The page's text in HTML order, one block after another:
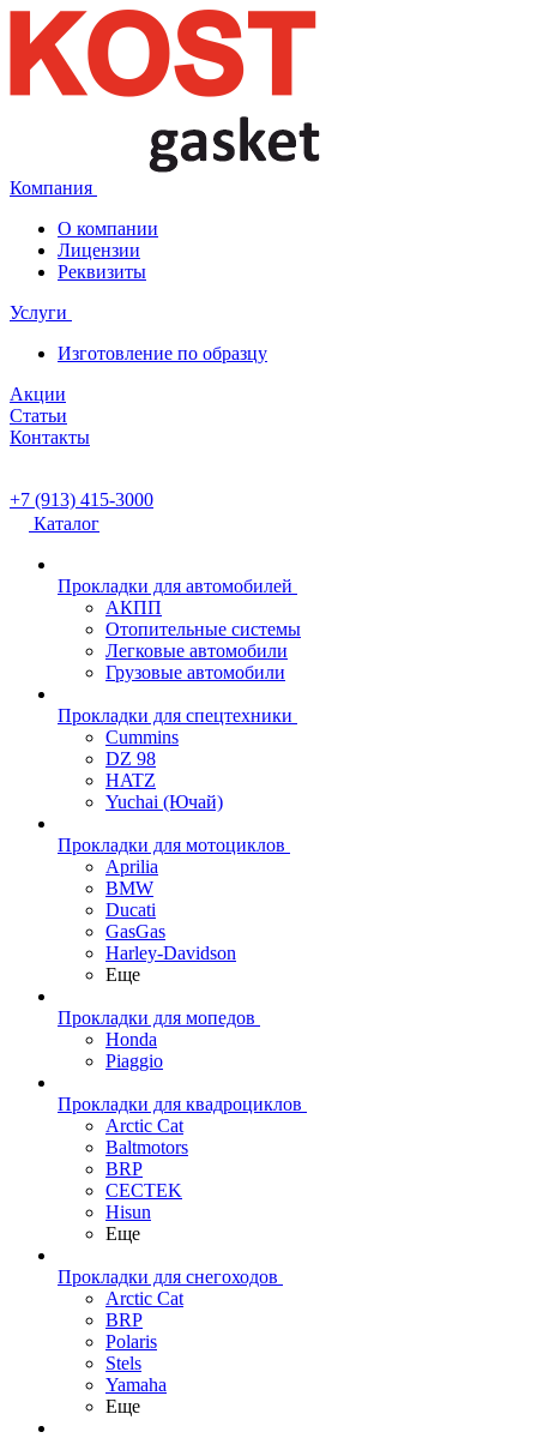
Компания
О компании
Лицензии
Реквизиты
Услуги
Изготовление по образцу
Акции
Статьи
Контакты
+7 (913) 415-3000
Каталог
Прокладки для автомобилей
АКПП
Отопительные системы
Легковые автомобили
Грузовые автомобили
Прокладки для спецтехники
Cummins
DZ 98
HATZ
Yuchai (Ючай)
Прокладки для мотоциклов
Aprilia
BMW
Ducati
GasGas
Harley-Davidson
Еще
Прокладки для мопедов
Honda
Piaggio
Прокладки для квадроциклов
Arctic Cat
Baltmotors
BRP
CECTEK
Hisun
Еще
Прокладки для снегоходов
Arctic Cat
BRP
Polaris
Stels
Yamaha
Еще